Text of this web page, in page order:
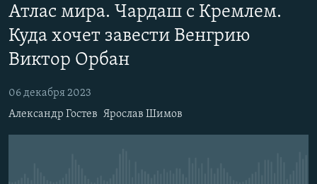
основному
содержанию
Вернутся
навигации
Вернутся
ЦИТАТЫ СВОБОДЫ
МНЕНИЯ
КУЛЬТУРА
IDEL.РЕАЛИИ
КАВКАЗ.РЕАЛИИ
Атлас мира. Чардаш с Кремлем.
Куда хочет завести Венгрию
Виктор Орбан
06 декабря 2023
Александр Гостев Ярослав Шимов